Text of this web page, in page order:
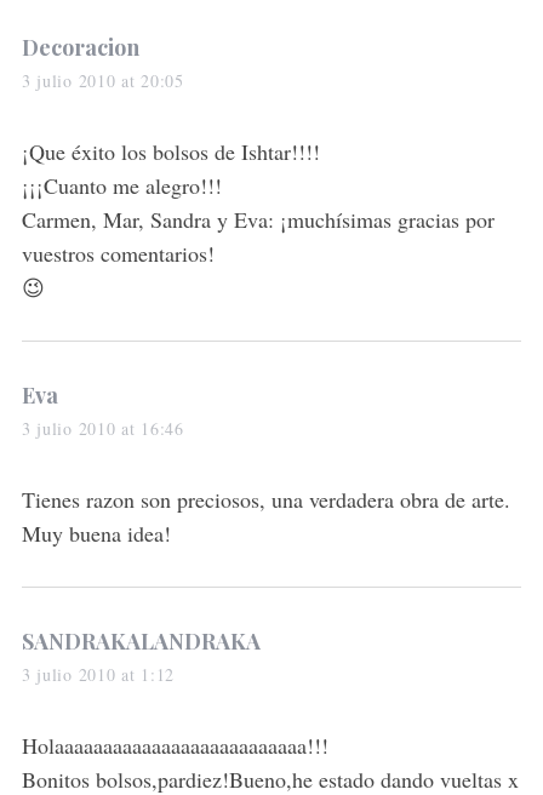
s
a
s
:
Decoracion
3 julio 2010 at 20:05
¡Que éxito los bolsos de Ishtar!!!!
¡¡¡Cuanto me alegro!!!
Carmen, Mar, Sandra y Eva: ¡muchísimas gracias por
vuestros comentarios!
😉
s
a
s
:
Eva
3 julio 2010 at 16:46
Tienes razon son preciosos, una verdadera obra de arte.
Muy buena idea!
s
a
s
:
SANDRAKALANDRAKA
3 julio 2010 at 1:12
Holaaaaaaaaaaaaaaaaaaaaaaaaaa!!!
Bonitos bolsos,pardiez!Bueno,he estado dando vueltas x